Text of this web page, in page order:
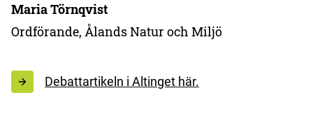
Maria Törnqvist
Ordförande, Ålands Natur och Miljö
Debattartikeln i Altinget här.